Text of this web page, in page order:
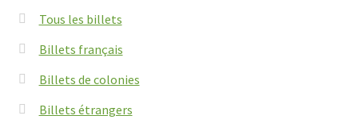
Tous les billets
Billets français
Billets de colonies
Billets étrangers